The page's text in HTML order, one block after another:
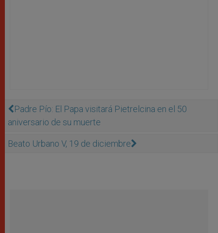
Padre Pío: El Papa visitará Pietrelcina en el 50
aniversario de su muerte
Beato Urbano V, 19 de diciembre